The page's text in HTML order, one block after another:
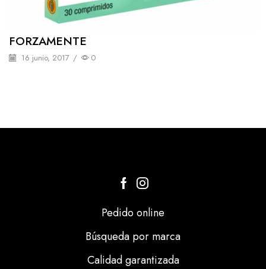
FORZAMENTE
16 junio, 2017 / 0
Pedido online
Búsqueda por marca
Calidad garantizada